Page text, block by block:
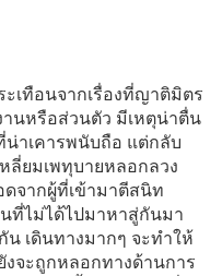
เทือนจากเรื่องที่ญาติมิตร
านหรือส่วนตัว มีเหตุน่าตื่น
น่าเคารพนับถือ แต่กลับ
ลี่ยมเพทุบายหลอกลวง
ดจากผู้ที่เข้ามาตีสนิท
ที่ไม่ได้ไปมาหาสู่กันมา
เดินทางมากๆ จะทำให้
งจะถูกหลอกทางด้านการ